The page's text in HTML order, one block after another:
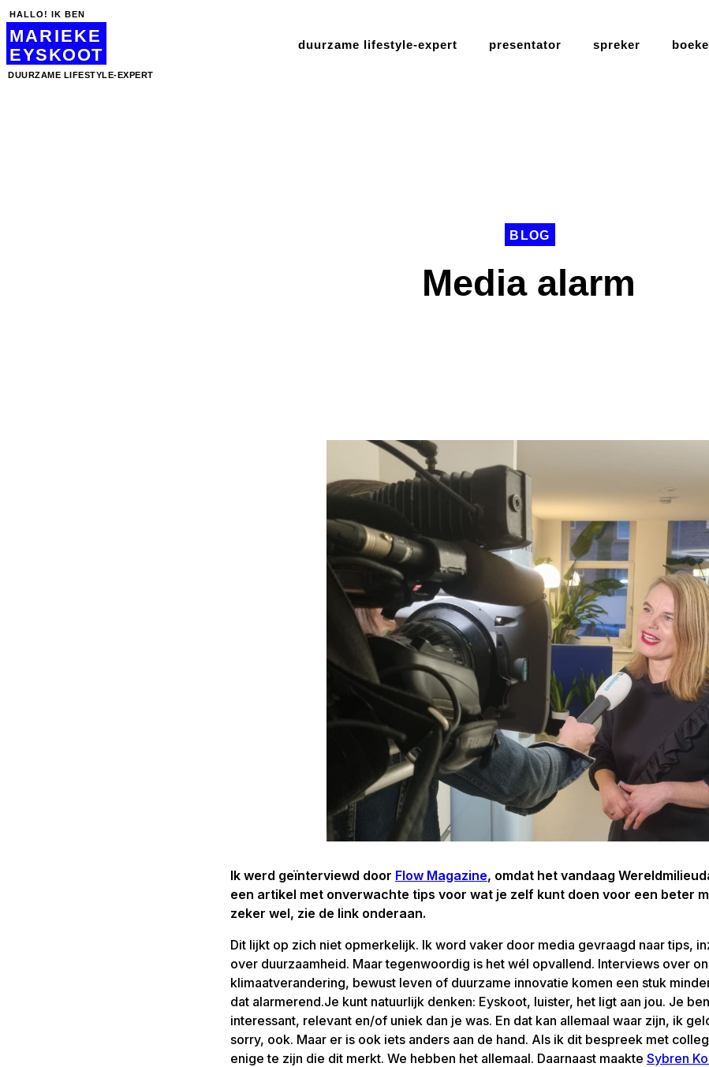
HALLO! IK BEN
MARIEKE
EYSKOOT
DUURZAME LIFESTYLE-EXPERT
duurzame lifestyle-expert presentator spreker
BLOG
Media alarm
Ik werd geïnterviewd door Flow Magazine, omdat het vandaag
een artikel met onverwachte tips voor wat je zelf kunt doen voor een beter
zeker wel, zie de link onderaan.
Dit lijkt op zich niet opmerkelijk. Ik word vaker door media gevraagd naar tips,
over duurzaamheid. Maar tegenwoordig is het wél opvallend. Interviews over
klimaatverandering, bewust leven of duurzame innovatie komen een stuk
dat alarmerend.Je kunt natuurlijk denken: Eyskoot, luister, het ligt aan jou. Je
interessant, relevant en/of uniek dan je was. En dat kan allemaal waar zijn, ik
sorry, ook. Maar er is ook iets anders aan de hand. Als ik dit bespreek met
enige te zijn die dit merkt. We hebben het allemaal. Daarnaast maakte Sybren